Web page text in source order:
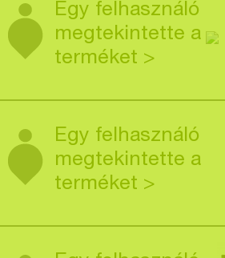
Egy felhasználó
megtekintette a
terméket >
Egy felhasználó
megtekintette a
terméket >